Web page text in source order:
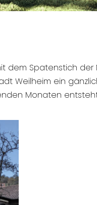
dem Spatenstich
Weilheim ein
Monaten